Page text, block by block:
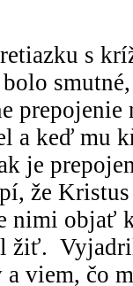
s
a keď mu
je
že
nimi objať
žiť.
viem, čo